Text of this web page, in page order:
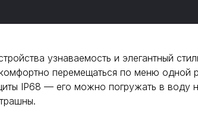
узнаваемость и элегантный
перемещаться по меню одной
IP68 — его можно погружать в воду